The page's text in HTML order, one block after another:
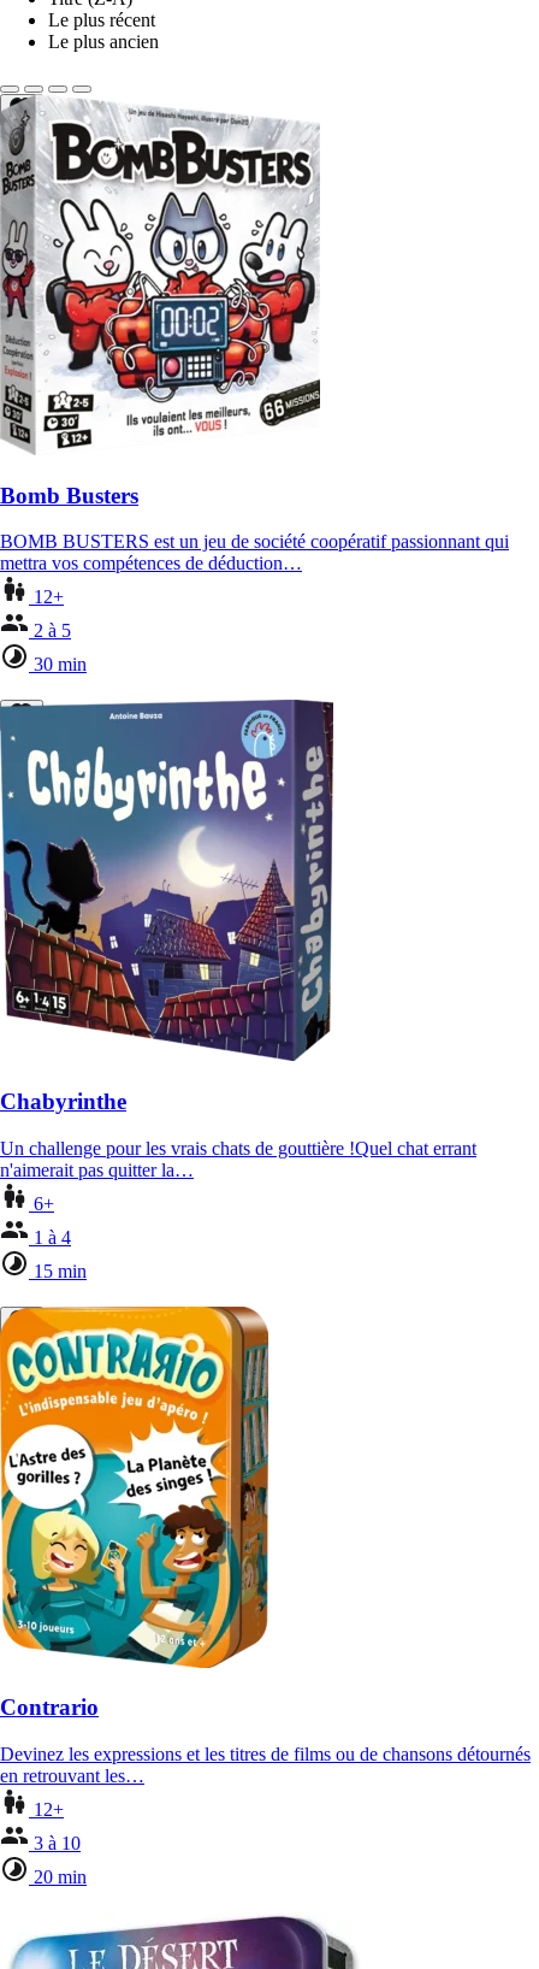
Le plus récent
Le plus ancien
Bomb Busters
BOMB BUSTERS est un jeu de société coopératif passionnant qui
mettra vos compétences de déduction…
12+
2 à 5
30 min
Chabyrinthe
Un challenge pour les vrais chats de gouttière !Quel chat errant
n'aimerait pas quitter la…
6+
1 à 4
15 min
Contrario
Devinez les expressions et les titres de films ou de chansons détournés
en retrouvant les…
12+
3 à 10
20 min